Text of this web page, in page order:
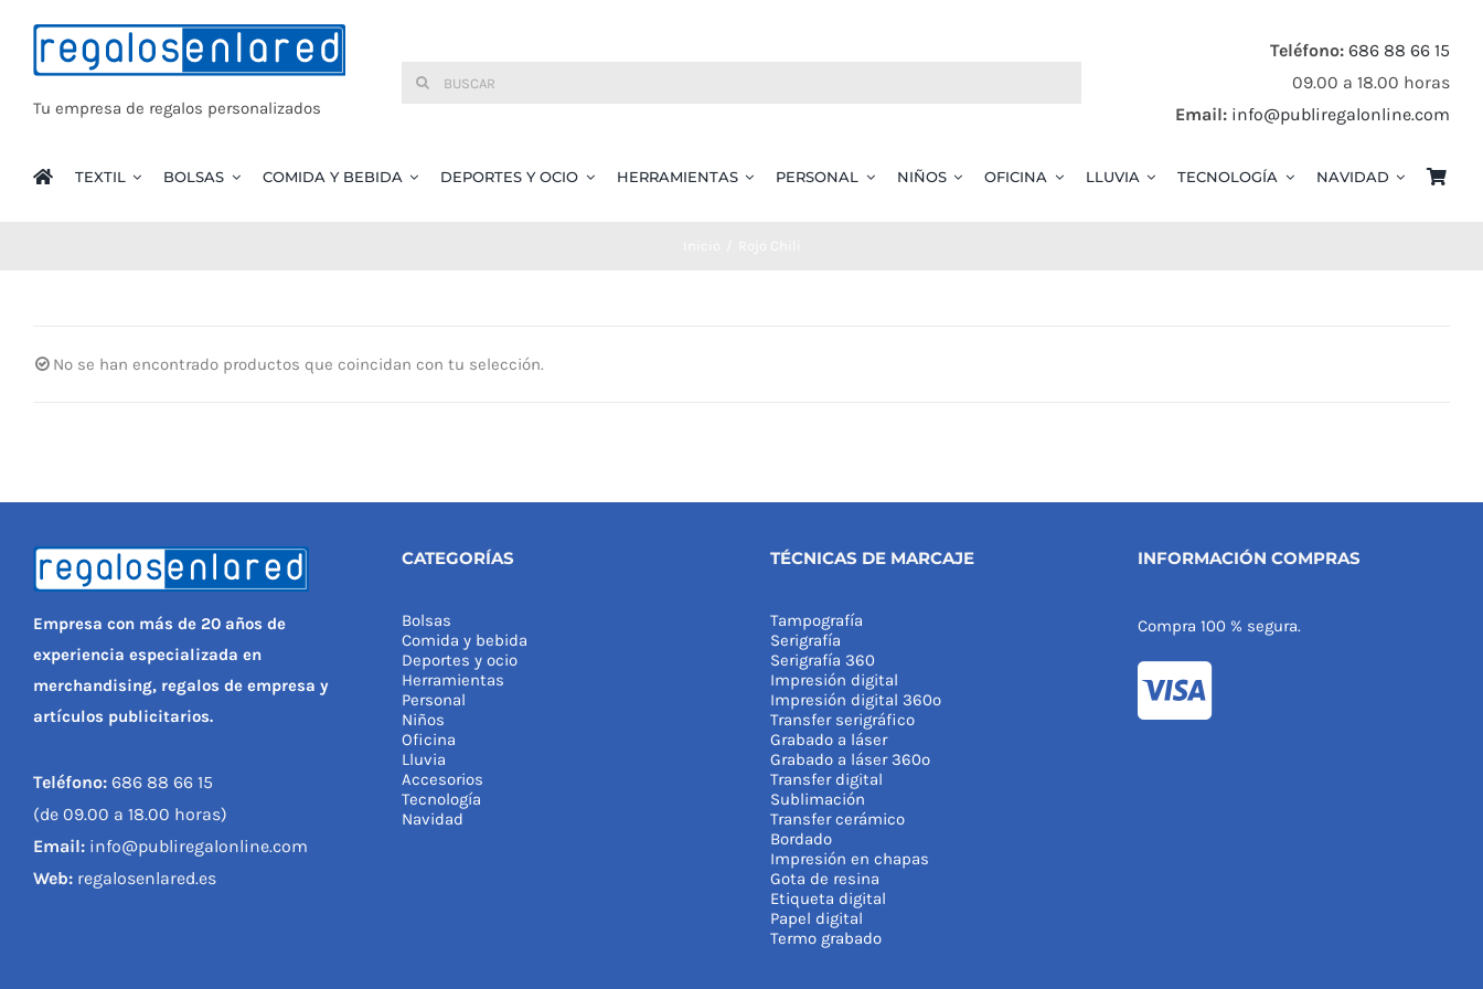
contenido
Tu empresa de regalos personalizados
Buscar:
Teléfono: 686 88 66 15
09.00 a 18.00 horas
Email: info@publiregalonline.com
TEXTIL BOLSAS COMIDA Y BEBIDA DEPORTES Y OCIO HERRAMIENTAS PERSONAL NIÑOS OFICINA LLUVIA TECNOLOGÍA NAVIDAD
No se han encontrado productos que coincidan con tu selección.
Empresa con más de 20 años de
experiencia especializada en
merchandising, regalos de empresa y
artículos publicitarios.
Teléfono:686 88 66 15
(de 09.00 a 18.00 horas)
Email:info@publiregalonline.com
Web:regalosenlared.es
CATEGORÍAS
Bolsas
Comida y bebida
Deportes y ocio
Herramientas
Personal
Niños
Oficina
Lluvia
Accesorios
Tecnología
Navidad
TÉCNICAS DE MARCAJE
Tampografía
Serigrafía
Serigrafía 360
Impresión digital
Impresión digital 360º
Transfer serigráfico
Grabado a láser
Grabado a láser 360º
Transfer digital
Sublimación
Transfer cerámico
Bordado
Impresión en chapas
Gota de resina
Etiqueta digital
Papel digital
Termo grabado
INFORMACIÓN COMPRAS
Compra 100 % segura.